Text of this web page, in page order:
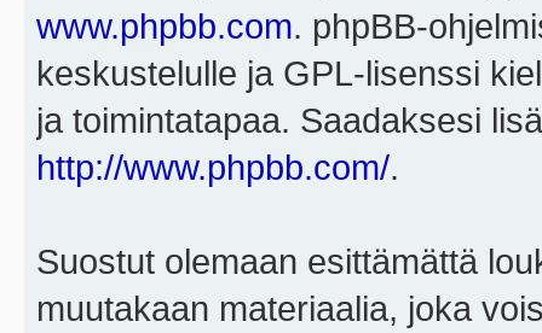
www.phpbb.com. phpBB-
keskustelulle ja GPL-lisenssi
ja toimintatapaa. Saadaksesi
http://www.phpbb.com/.
Suostut olemaan esittämättä
muutakaan materiaalia, joka